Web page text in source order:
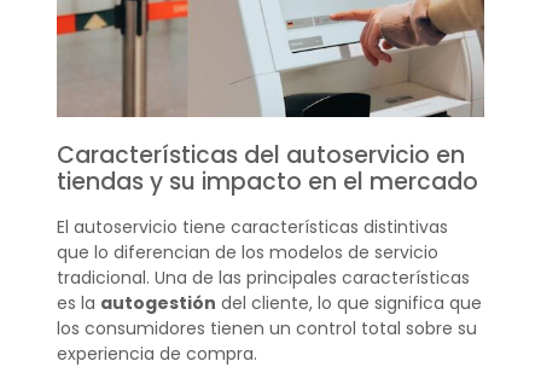
Características del autoservicio en
tiendas y su impacto en el mercado
El autoservicio tiene características distintivas
que lo diferencian de los modelos de servicio
tradicional. Una de las principales características
es la autogestión del cliente, lo que significa que
los consumidores tienen un control total sobre su
experiencia de compra.